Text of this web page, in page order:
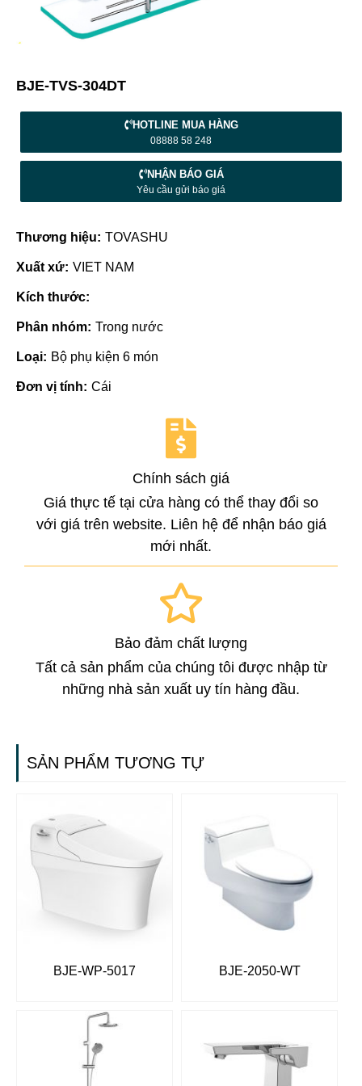
BJE-TVS-304DT
HOTLINE MUA HÀNG
08888 58 248
NHẬN BÁO GIÁ
Yêu cầu gửi báo giá
Thương hiệu: TOVASHU
Xuất xứ: VIET NAM
Kích thước:
Phân nhóm: Trong nước
Loại: Bộ phụ kiện 6 món
Đơn vị tính: Cái
Chính sách giá
Giá thực tế tại cửa hàng có thể thay đổi so
với giá trên website. Liên hệ để nhận báo giá
mới nhất.
Bảo đảm chất lượng
Tất cả sản phẩm của chúng tôi được nhập từ
những nhà sản xuất uy tín hàng đầu.
SẢN PHẨM TƯƠNG TỰ
BJE-WP-5017 BJE-2050-WT